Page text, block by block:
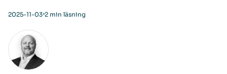
2025-11-03⋅2 min läsning